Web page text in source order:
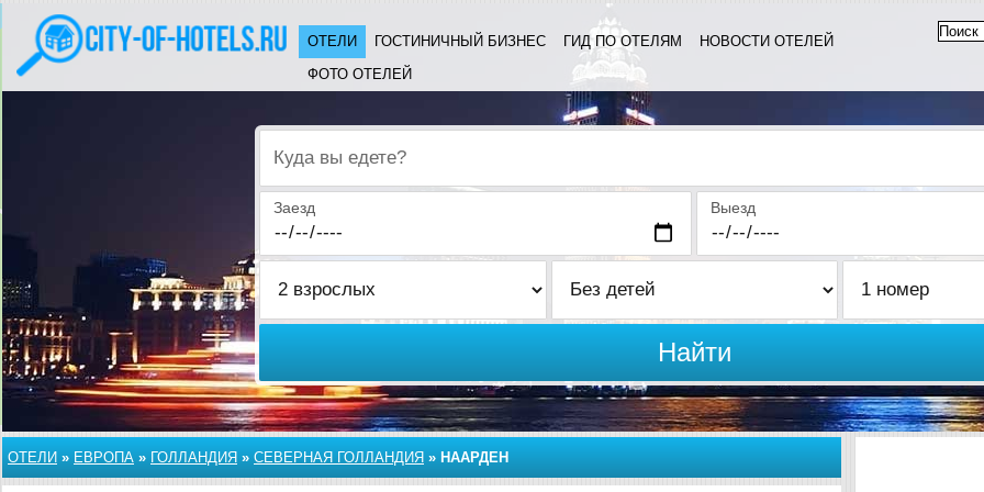
ОТЕЛИ ГОСТИНИЧНЫЙ БИЗНЕС ГИД ПО ОТЕЛЯМ
НОВОСТИ ОТЕЛЕЙ
ФОТО ОТЕЛЕЙ
Куда вы едете?
Заезд Выезд
Найти
ОТЕЛИ » ЕВРОПА » ГОЛЛАНДИЯ » СЕВЕРНАЯ ГОЛЛАНДИЯ » НААРДЕН